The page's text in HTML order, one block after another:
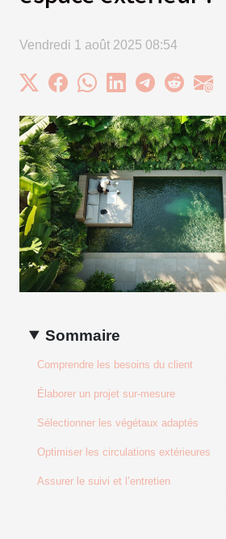
Vendredi 1 août 2025 08:54
Sommaire
Comprendre les besoins du client
Élaborer un projet sur-mesure
Sélectionner les végétaux adaptés
Optimiser les circulations extérieures
Assurer le suivi et l’entretien